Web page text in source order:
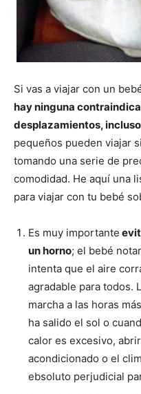
Si vas a viajar con un
hay ninguna
desplazamientos,
pequeños pueden viajar
tomando una serie de
comodidad. He aquí una
para viajar con tu bebé
Es muy importante
un horno; el bebé
intenta que el aire
agradable para todos.
marcha a las horas
ha salido el sol o
calor es excesivo,
acondicionado o el
ebsoluto perjudicial